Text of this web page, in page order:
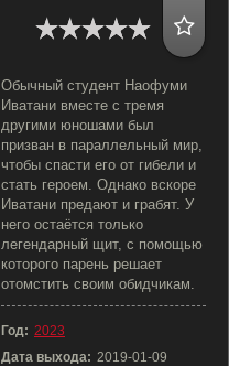
Обычный студент Наофуми
Иватани вместе с тремя
другими юношами был
призван в параллельный мир,
чтобы спасти его от гибели и
стать героем. Однако вскоре
Иватани предают и грабят. У
него остаётся только
легендарный щит, с помощью
которого парень решает
отомстить своим обидчикам.
Год: 2023
Дата выхода: 2019-01-09